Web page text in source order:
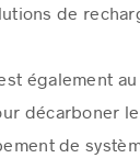
de
également
décarboner
de